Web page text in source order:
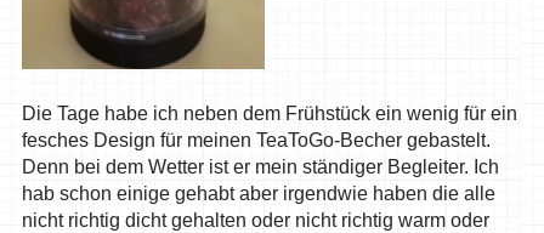
Die Tage habe ich neben dem Frühstück ein wenig für ein
fesches Design für meinen TeaToGo-Becher gebastelt.
Denn bei dem Wetter ist er mein ständiger Begleiter. Ich
hab schon einige gehabt aber irgendwie haben die alle
nicht richtig dicht gehalten oder nicht richtig warm oder